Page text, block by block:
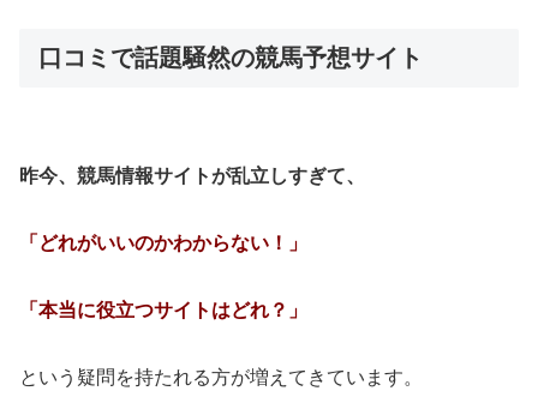
口コミで話題騒然の競馬予想サイト
昨今、競馬情報サイトが乱立しすぎて、
「どれがいいのかわからない！」
「本当に役立つサイトはどれ？」
という疑問を持たれる方が増えてきています。